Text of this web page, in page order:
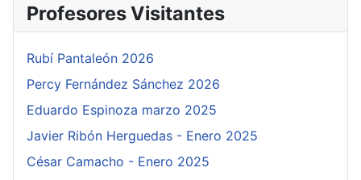
Profesores Visitantes
Rubí Pantaleón 2026
Percy Fernández Sánchez 2026
Eduardo Espinoza marzo 2025
Javier Ribón Herguedas - Enero 2025
César Camacho - Enero 2025